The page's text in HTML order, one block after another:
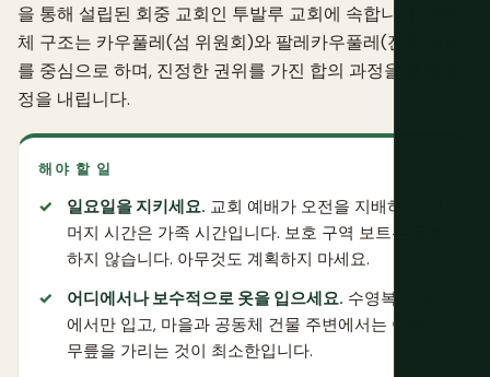
을 통해 설립된 회중 교회인 투발루 교회에 속합니다. 공동
체 구조는 카우풀레(섬 위원회)와 팔레카우풀레(전통 회의)
를 중심으로 하며, 진정한 권위를 가진 합의 과정을 통해 결
정을 내립니다.
해야 할 일
일요일을 지키세요. 교회 예배가 오전을 지배하고, 나
머지 시간은 가족 시간입니다. 보호 구역 보트는 운행
하지 않습니다. 아무것도 계획하지 마세요.
어디에서나 보수적으로 옷을 입으세요. 수영복은 해변
에서만 입고, 마을과 공동체 건물 주변에서는 어깨와
무릎을 가리는 것이 최소한입니다.